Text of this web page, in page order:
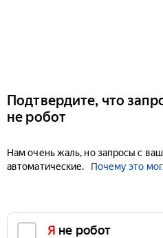
Подтвердите, что
не робот
Нам очень жаль, но запросы с
автоматические.
Почему это
Я не робот